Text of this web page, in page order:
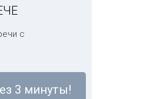
с
3 минуты!